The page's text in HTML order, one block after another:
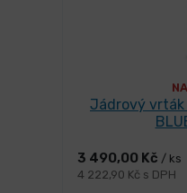
Jádrový vrták
3 490,00 Kč / ks
4 222,90 Kč s DPH